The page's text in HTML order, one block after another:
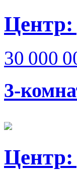
Центр:
30 000
3-
Центр: